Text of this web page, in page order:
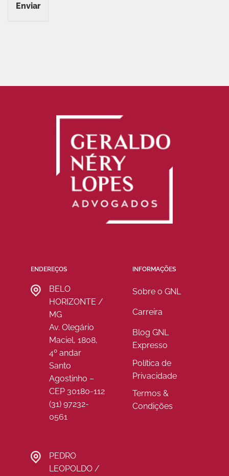
Enviar
ENDEREÇOS
BELO
HORIZONTE /
MG
Av. Olegário
Maciel, 1808,
4º andar
Santo
Agostinho –
CEP 30180-112
(31) 97232-
0561
PEDRO
LEOPOLDO /
INFORMAÇÕES
Sobre o GNL
Carreira
Blog GNL
Expresso
Política de
Privacidade
Termos &
Condições